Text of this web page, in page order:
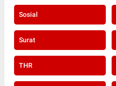
Sosial
Surat
THR